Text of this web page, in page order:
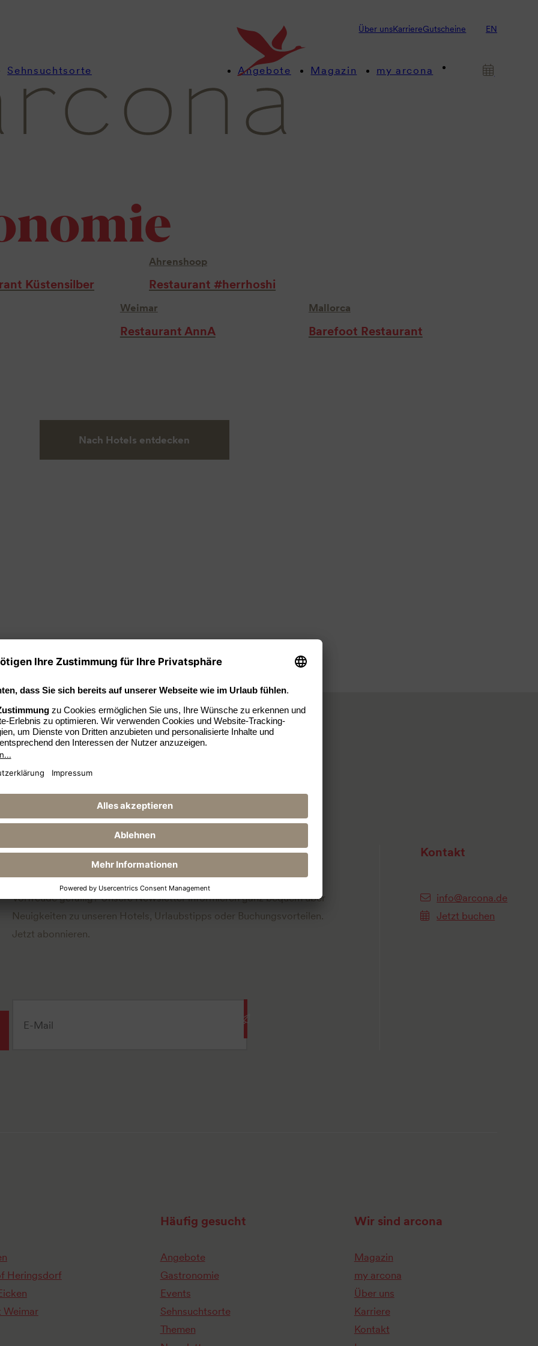
Über unsKarriereGutscheine EN
Sehnsuchtsorte Angebote Magazin my arcona
Küstensilber
Ahrenshoop
Restaurant #herrhoshi
Weimar
Restaurant AnnA
Mallorca
Barefoot Restaurant
Nach Hotels entdecken
Newsletter abonnieren
Vorfreude gefällig? Unsere Newsletter informieren ganz bequem über
Neuigkeiten zu unseren Hotels, Urlaubstipps oder Buchungsvorteilen.
Jetzt abonnieren.
Kontakt
info@arcona.de
Jetzt buchen
Heringsdorf
Weimar
Häufig gesucht
Angebote
Gastronomie
Events
Sehnsuchtsorte
Themen
Wir sind arcona
Magazin
my arcona
Über uns
Karriere
Kontakt